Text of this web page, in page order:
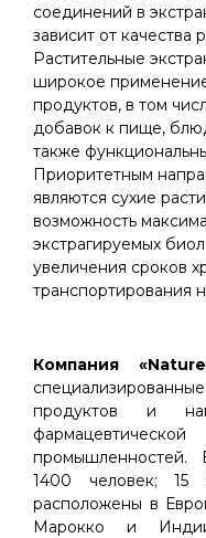
соединений в
зависит от качества
Растительные
широкое
продуктов, в том
добавок к пище,
также
Приоритетным
являются сухие
возможность
экстрагируемых
увеличения сроков
транспортирования
Компания
продуктов и
1400 человек; 15
расположены в
Марокко и